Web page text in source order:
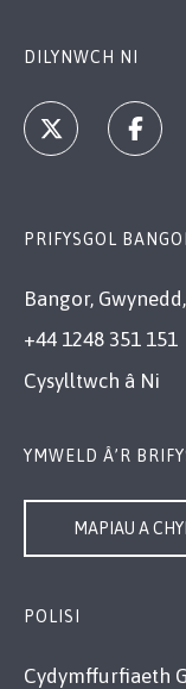
DILYNWCH NI
PRIFYSGOL
Bangor,
+44 1248 351 151
Cysylltwch â Ni
YMWELD Â’R
MAPIAU A
POLISI
Cydymffurfiaeth